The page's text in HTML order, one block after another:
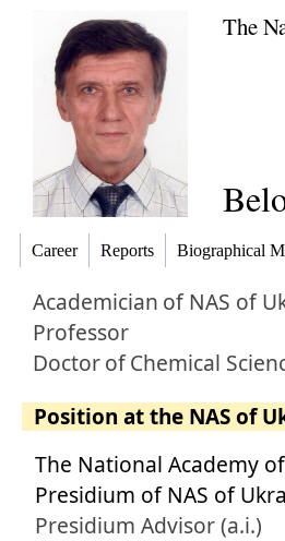
The
Career Reports Biographical
Academician of NAS of
Professor
DoctorofChemical
Position at the NAS of
The National Academy
Presidium of NAS of
Presidium Advisor (a.i.)